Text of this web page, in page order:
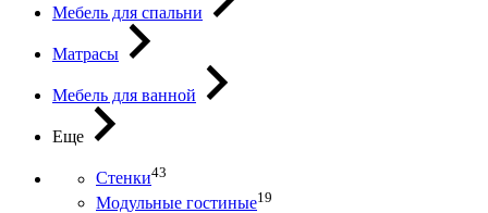
Мебель для спальни
Матрасы
Мебель для ванной
Еще
Стенки43
Модульные гостиные19